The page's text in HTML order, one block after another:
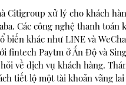
Citigroup xử lý cho khách
Các công nghệ thanh toán
khác như LINE và
fintech Paytm ở Ấn Độ và
về dịch vụ khách hàng.
tiết lộ một tài khoản vãng